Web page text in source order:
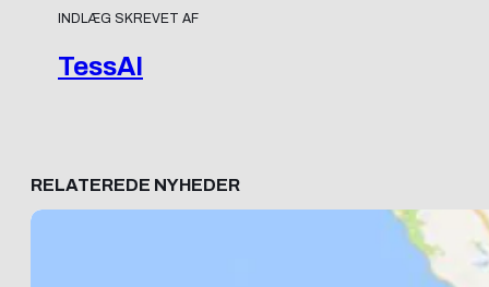
INDLÆG SKREVET AF
TessAI
RELATEREDE NYHEDER